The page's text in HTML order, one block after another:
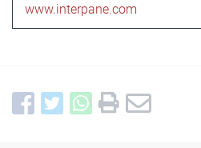
www.interpane.com